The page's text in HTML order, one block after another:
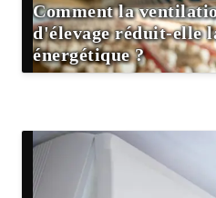
Comment la
d'élevage réduit-elle
énergétique ?